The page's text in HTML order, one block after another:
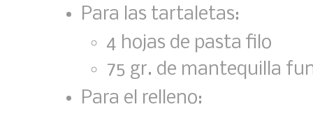
Para las tartaletas:
4 hojas de pasta filo
75 gr. de mantequilla
Para el relleno: